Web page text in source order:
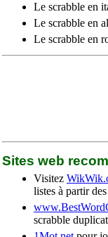
Le scrabble en
Le scrabble en
Le scrabble en
Sites web
Visitez
listes à partir
scrabble